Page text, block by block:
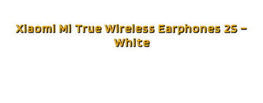
Xiaomi Mi True Wireless Earphones 2S –
White